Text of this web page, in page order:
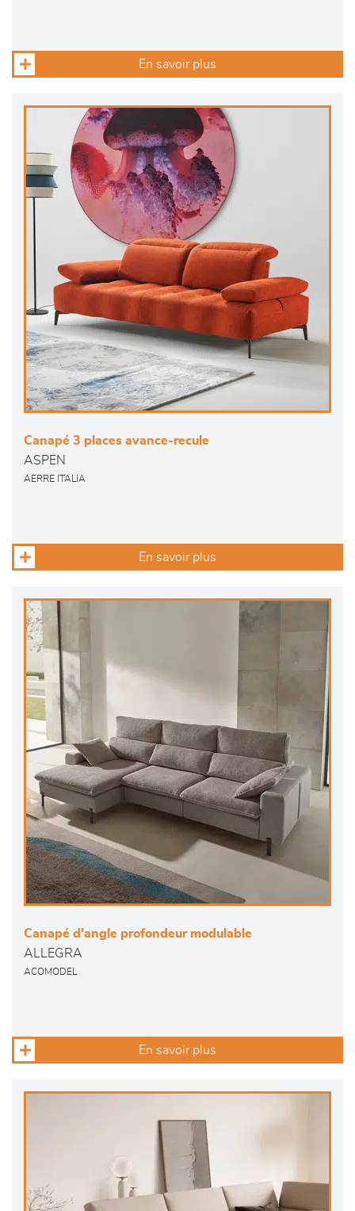
En savoir plus
Canapé 3 places avance-recule
ASPEN
AERRE ITALIA
En savoir plus
Canapé d'angle profondeur modulable
ALLEGRA
ACOMODEL
En savoir plus